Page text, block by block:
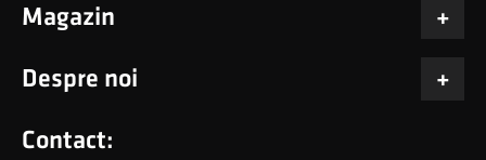
Magazin
Despre noi
Contact: